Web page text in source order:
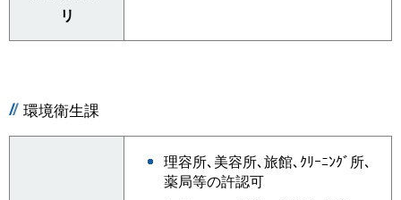
リ
環境衛生課
理容所､美容所､旅館､ｸﾘｰﾆﾝｸﾞ所､
薬局等の許認可